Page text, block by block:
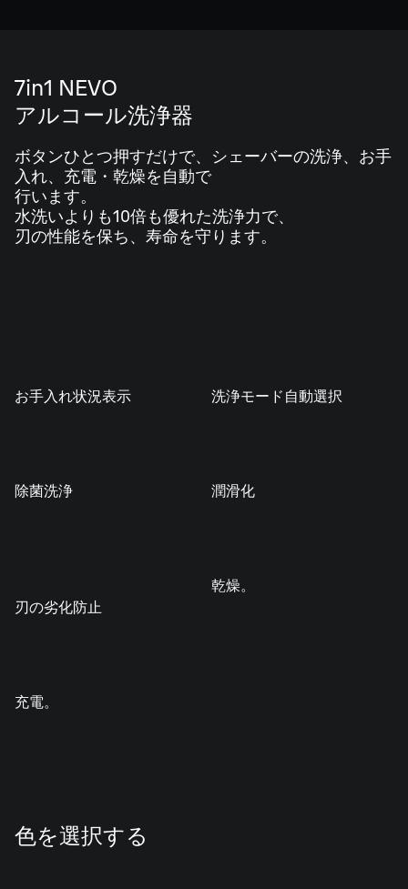
7in1 NEVO
アルコール洗浄器
ボタンひとつ押すだけで、シェーバーの洗浄、お手
入れ、充電・乾燥を自動で
行います。
水洗いよりも10倍も優れた洗浄力で、
刃の性能を保ち、寿命を守ります。
お手入れ状況表示 洗浄モード自動選択
除菌洗浄 潤滑化
刃の劣化防止
乾燥。
充電。
色を選択する